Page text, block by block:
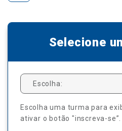
Selecione
Escolha:
Escolha uma turma para
ativar o botão "inscreva-se”.